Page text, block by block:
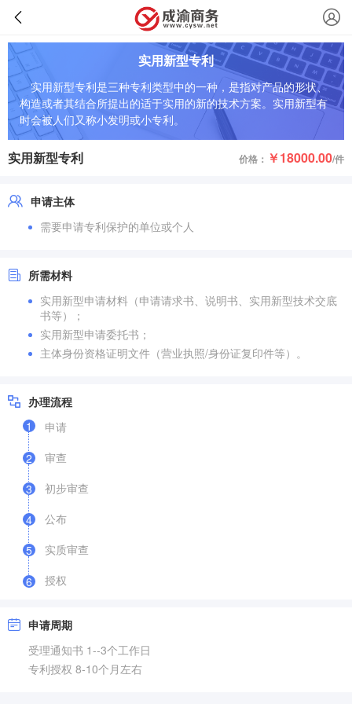
实用新型专利
实用新型专利是三种专利类型中的一种，是指对产品的形状、
构造或者其结合所提出的适于实用的新的技术方案。实用新型有
时会被人们又称小发明或小专利。
实用新型专利 价格： ￥18000.00/件
申请主体
需要申请专利保护的单位或个人
所需材料
实用新型申请材料（申请请求书、说明书、实用新型技术交底
书等）；
实用新型申请委托书；
主体身份资格证明文件（营业执照/身份证复印件等）。
办理流程
1
申请
2
审查
3
初步审查
4
公布
5
实质审查
6 授权
申请周期
受理通知书 1--3个工作日
专利授权 8-10个月左右